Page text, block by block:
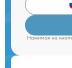
Нажимая на